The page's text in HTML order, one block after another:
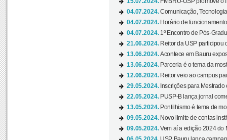
04.07.2024.Comunicação,
04.07.2024. Horário de
04.07.2024. 1º Encontro de Pós-
21.06.2024. Reitor da USP participou
13.06.2024.Acontece em Bauru
13.06.2024. Parceria é o tema da
12.06.2024. Reitor veio ao campus
29.05.2024. Inscrições para
22.05.2024. PUSP-B lança jornal
13.05.2024. Pontilhismo é tema de
09.05.2024. Novo limite de contas
09.05.2024.Vem aí a edição 2024 do